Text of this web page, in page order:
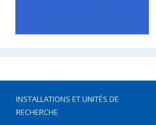
INSTALLATIONS ET UNITÉS DE
RECHERCHE